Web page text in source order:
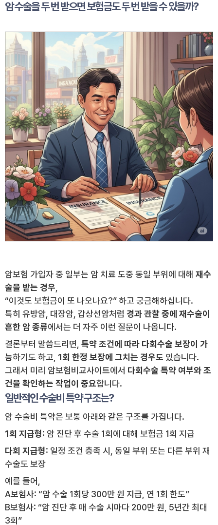
암 수술을 두 번 받으면 보험금도 두 번 받을 수 있을까?
암보험 가입자 중 일부는 암 치료 도중 동일 부위에 대해 재수
술을 받는 경우,
“이것도 보험금이 또 나오나요?” 하고 궁금해하십니다.
특히 유방암, 대장암, 갑상선암처럼 경과 관찰 중에 재수술이
흔한 암 종류에서는 더 자주 이런 질문이 나옵니다.
결론부터 말씀드리면, 특약 조건에 따라 다회수술 보장이 가
능하기도 하고, 1회 한정 보장에 그치는 경우도 있습니다.
그래서 미리 암보험비교사이트에서 다회수술 특약 여부와 조
건을 확인하는 작업이 중요합니다.
일반적인 수술비 특약 구조는?
암 수술비 특약은 보통 아래와 같은 구조를 가집니다.
1회 지급형: 암 진단 후 수술 1회에 대해 보험금 1회 지급
다회 지급형: 일정 조건 충족 시, 동일 부위 또는 다른 부위 재
수술도 보장
예를 들어,
A보험사: “암 수술 1회당 300만 원 지급, 연 1회 한도”
B보험사: “암 진단 후 매 수술 시마다 200만 원, 5년간 최대
3회”